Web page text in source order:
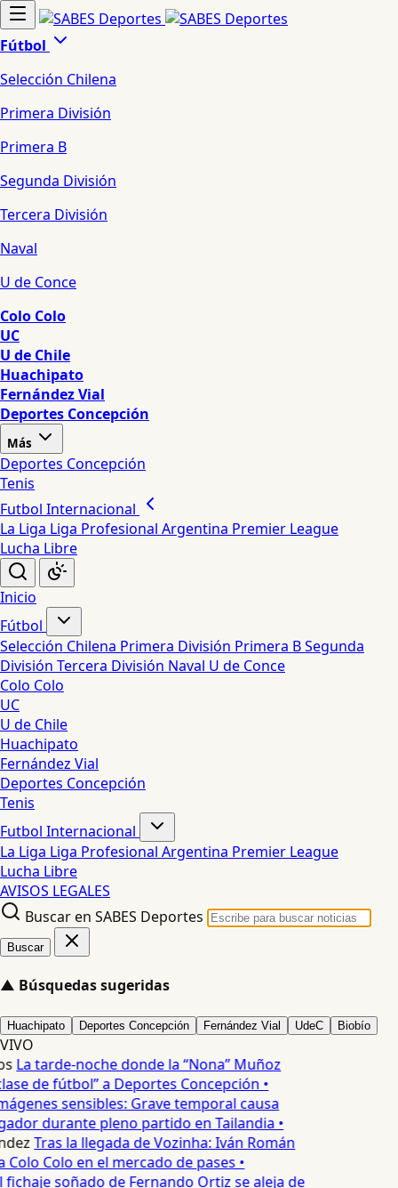
Fútbol
Selección Chilena
Primera División
Primera B
Segunda División
Tercera División
Naval
U de Conce
Colo Colo
UC
U de Chile
Huachipato
Fernández Vial
Deportes Concepción
Más
Deportes Concepción
Tenis
Futbol Internacional
La Liga Liga Profesional Argentina Premier League
Lucha Libre
Inicio
Fútbol
Selección Chilena Primera División Primera BSegunda
División Tercera División Naval U de Conce
Colo Colo
UC
U de Chile
Huachipato
Fernández Vial
Deportes Concepción
Tenis
Futbol Internacional
La Liga Liga Profesional Argentina Premier League
Lucha Libre
AVISOS LEGALES
Buscar en SABES Deportes
Buscar
▲ Búsquedas sugeridas
Huachipato Deportes Concepción Fernández Vial UdeC Biobío
VIVO
La tarde-noche donde la “Nona” Muñoz
de fútbol” a Deportes Concepción •
sensibles: Grave temporal causa
durante pleno partido en Tailandia •
Tras la llegada de Vozinha: Iván Román
Colo en el mercado de pases •
fichaje soñado de Fernando Ortiz se aleja de